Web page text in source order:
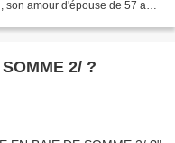
amour d'épouse de 57 ans
2/ ?